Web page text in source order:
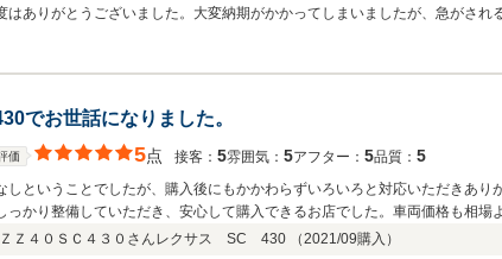
と知り合えて良かったと思います。これからも遊びに行かせてください！
はありがとうございました。大変納期がかかってしまいましたが、急がさ
でお世話になりました。
価 5点 接客： 5雰囲気： 5アフター： 5品質： 5
しということでしたが、購入後にもかかわらずいろいろと対応いただきあ
っかり整備していただき、安心して購入できるお店でした。車両価格も相
した。
Ｚ４０ＳＣ４３０さんレクサス SC 430 （2021/09購入）